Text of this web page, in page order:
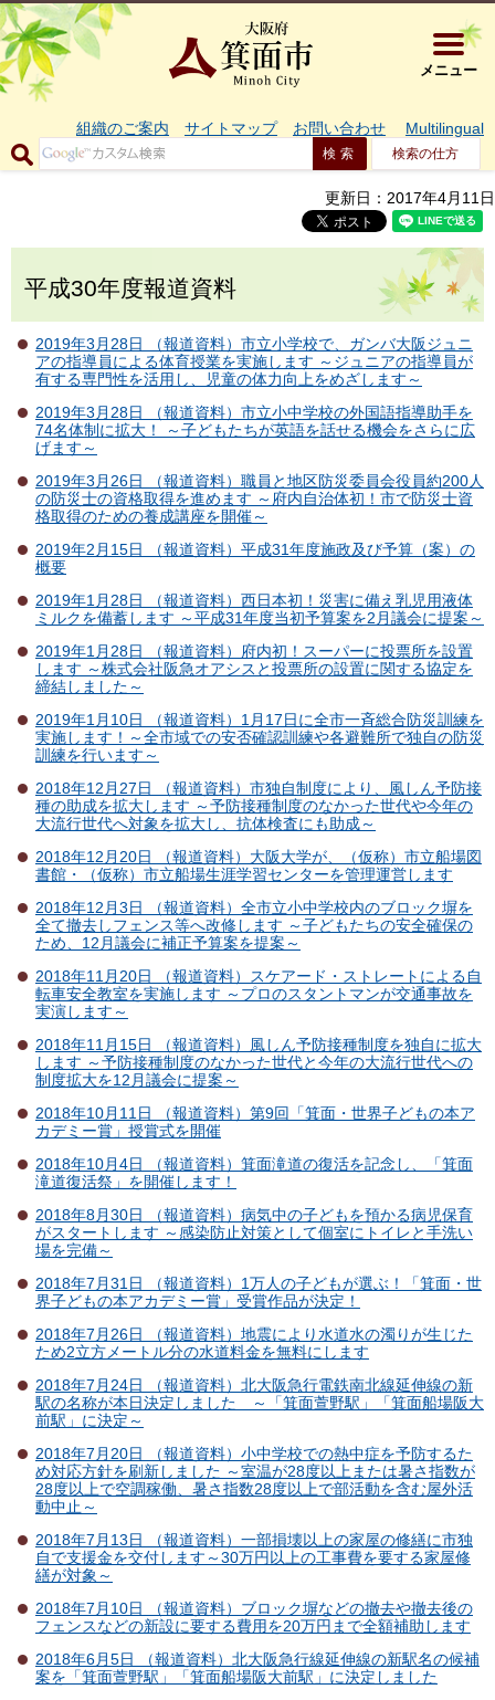
大阪府箕
メニュー
組織のご案内 サイトマップ お問い合わせ Multilingual
検索の仕方
更新日：2017年4月11日
平成30年度報道資料
2019年3月28日 （報道資料）市立小学校で、ガンバ大阪ジュニ
アの指導員による体育授業を実施します ～ジュニアの指導員が
有する専門性を活用し、児童の体力向上をめざします～
2019年3月28日 （報道資料）市立小中学校の外国語指導助手を
74名体制に拡大！ ～子どもたちが英語を話せる機会をさらに広
げます～
2019年3月26日 （報道資料）職員と地区防災委員会役員約200人
の防災士の資格取得を進めます ～府内自治体初！市で防災士資
格取得のための養成講座を開催～
2019年2月15日 （報道資料）平成31年度施政及び予算（案）の
概要
2019年1月28日 （報道資料）西日本初！災害に備え乳児用液体
ミルクを備蓄します ～平成31年度当初予算案を2月議会に提案～
2019年1月28日 （報道資料）府内初！スーパーに投票所を設置
します ～株式会社阪急オアシスと投票所の設置に関する協定を
締結しました～
2019年1月10日 （報道資料）1月17日に全市一斉総合防災訓練を
実施します！～全市域での安否確認訓練や各避難所で独自の防災
訓練を行います～
2018年12月27日 （報道資料）市独自制度により、風しん予防接
種の助成を拡大します ～予防接種制度のなかった世代や今年の
大流行世代へ対象を拡大し、抗体検査にも助成～
2018年12月20日 （報道資料）大阪大学が、（仮称）市立船場図
書館・（仮称）市立船場生涯学習センターを管理運営します
2018年12月3日 （報道資料）全市立小中学校内のブロック塀を
全て撤去しフェンス等へ改修します ～子どもたちの安全確保の
ため、12月議会に補正予算案を提案～
2018年11月20日 （報道資料）スケアード・ストレートによる自
転車安全教室を実施します ～プロのスタントマンが交通事故を
実演します～
2018年11月15日 （報道資料）風しん予防接種制度を独自に拡大
します ～予防接種制度のなかった世代と今年の大流行世代への
制度拡大を12月議会に提案～
2018年10月11日 （報道資料）第9回「箕面・世界子どもの本ア
カデミー賞」授賞式を開催
2018年10月4日 （報道資料）箕面滝道の復活を記念し、「箕面
滝道復活祭」を開催します！
2018年8月30日 （報道資料）病気中の子どもを預かる病児保育
がスタートします ～感染防止対策として個室にトイレと手洗い
場を完備～
2018年7月31日 （報道資料）1万人の子どもが選ぶ！「箕面・世
界子どもの本アカデミー賞」受賞作品が決定！
2018年7月26日 （報道資料）地震により水道水の濁りが生じた
ため2立方メートル分の水道料金を無料にします
2018年7月24日 （報道資料）北大阪急行電鉄南北線延伸線の新
駅の名称が本日決定しました ～「箕面萱野駅」「箕面船場阪大
前駅」に決定～
2018年7月20日 （報道資料）小中学校での熱中症を予防するた
め対応方針を刷新しました ～室温が28度以上または暑さ指数が
28度以上で空調稼働、暑さ指数28度以上で部活動を含む屋外活
動中止～
2018年7月13日 （報道資料）一部損壊以上の家屋の修繕に市独
自で支援金を交付します～30万円以上の工事費を要する家屋修
繕が対象～
2018年7月10日 （報道資料）ブロック塀などの撤去や撤去後の
フェンスなどの新設に要する費用を20万円まで全額補助します
2018年6月5日 （報道資料）北大阪急行線延伸線の新駅名の候補
案を「箕面萱野駅」「箕面船場阪大前駅」に決定しました